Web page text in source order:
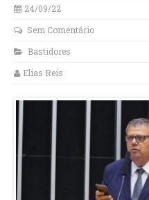
24/09/22
Sem Comentário
Bastidores
Elias Reis